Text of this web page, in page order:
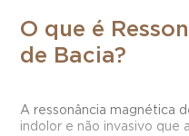
O que é
de Bacia?
A ressonância magnética
indolor e não invasivo que